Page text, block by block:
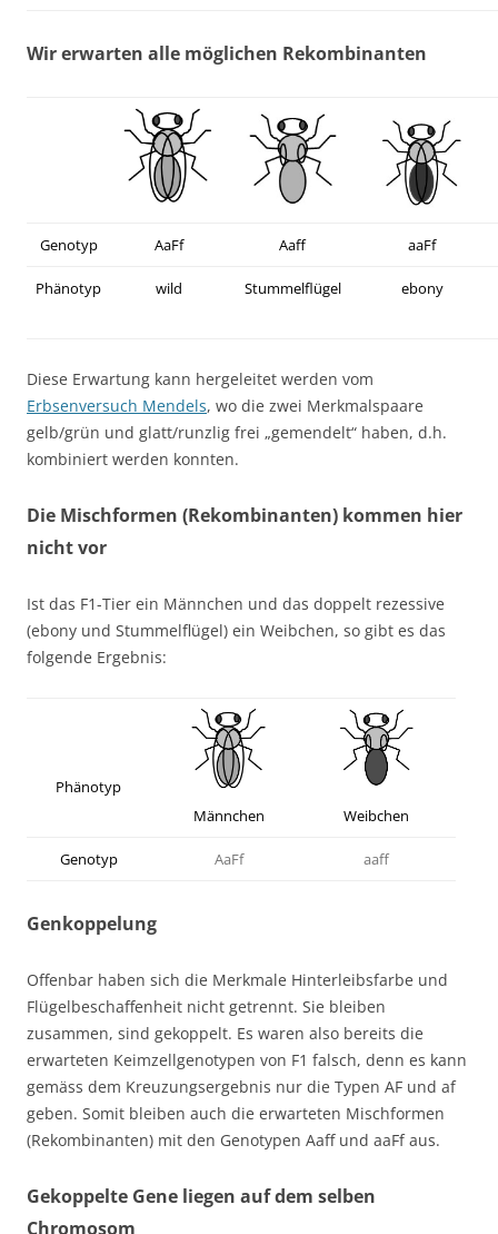
Wir erwarten alle möglichen Rekombinanten
Genotyp AaFf Aaff aaFf
Phänotyp wild Stummelflügel ebony
Diese Erwartung kann hergeleitet werden vom
Erbsenversuch Mendels, wo die zwei Merkmalspaare
gelb/grün und glatt/runzlig frei „gemendelt“ haben, d.h.
kombiniert werden konnten.
Die Mischformen (Rekombinanten) kommen hier
nicht vor
Ist das F1-Tier ein Männchen und das doppelt rezessive
(ebony und Stummelflügel) ein Weibchen, so gibt es das
folgende Ergebnis:
Phänotyp
Männchen
Weibchen
Genotyp AaFf aaff
Genkoppelung
Offenbar haben sich die Merkmale Hinterleibsfarbe und
Flügelbeschaffenheit nicht getrennt. Sie bleiben
zusammen, sind gekoppelt. Es waren also bereits die
erwarteten Keimzellgenotypen von F1 falsch, denn es kann
gemäss dem Kreuzungsergebnis nur die Typen AF und af
geben. Somit bleiben auch die erwarteten Mischformen
(Rekombinanten) mit den Genotypen Aaff und aaFf aus.
Gekoppelte Gene liegen auf dem selben
Chromosom